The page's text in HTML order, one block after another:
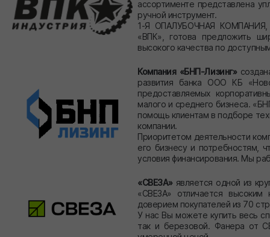
ассортименте представлена
ручной инструмент.
1-Я ОПАЛУБОЧНАЯ КОМПАНИЯ,
«ВПК», готова предложить
высокого качества по
Компания «БНП-Лизинг»
развития банка ООО КБ
предоставляемых
малого и среднего бизнеса.
помощь клиентам в подборе
компании.
Приоритетом деятельности
его бизнесу и потребностям,
условия финансирования. Мы
«СВЕЗА»является одной из
«СВЕЗА» отличается
доверием покупателей из 70
У нас Вы можете купить весь
так и березовой. Фанера от